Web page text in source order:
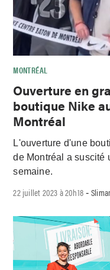
MONTRÉAL
Ouverture en
boutique Nike
Montréal
L'ouverture d'une
de Montréal a suscité
semaine.
22 juillet 2023 à 20h18 -